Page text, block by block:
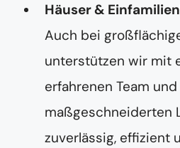
Häuser &
Auch bei
unterstützen wir mit
erfahrenen Team und
maßgeschneiderten
zuverlässig, effizient